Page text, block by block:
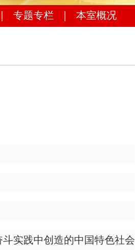
专题专栏 本室概况
实践中创造的中国特色社会